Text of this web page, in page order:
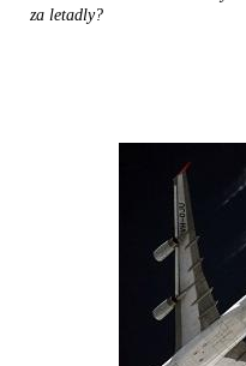
za letadly?